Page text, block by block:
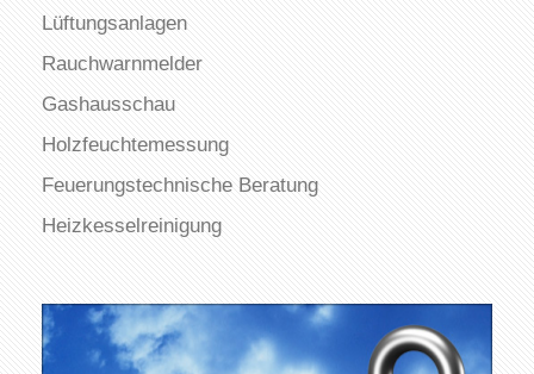
Lüftungsanlagen
Rauchwarnmelder
Gashausschau
Holzfeuchtemessung
Feuerungstechnische Beratung
Heizkesselreinigung